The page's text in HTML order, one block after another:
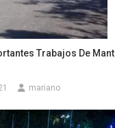
Trabajos De
mariano